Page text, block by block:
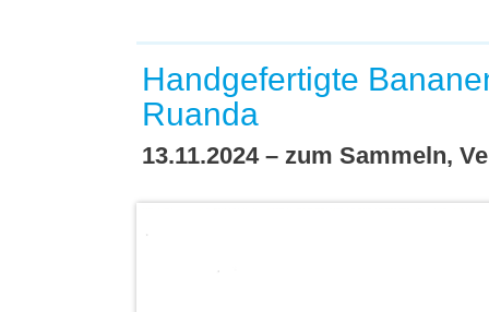
Handgefertigte
Ruanda
13.11.2024 – zum Sammeln,